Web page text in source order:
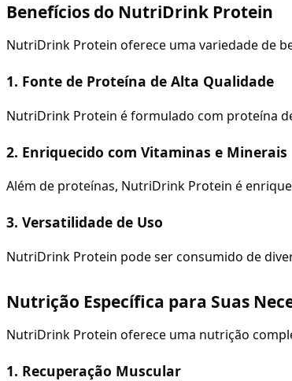
Benefícios do NutriDrink Protein
NutriDrink Protein oferece uma variedade de
1. Fonte de Proteína de Alta Qualidade
NutriDrink Protein é formulado com proteína
2. Enriquecido com Vitaminas e Minerais
Além de proteínas, NutriDrink Protein é
3. Versatilidade de Uso
NutriDrink Protein pode ser consumido de
Nutrição Específica para Suas
NutriDrink Protein oferece uma nutrição
1. Recuperação Muscular